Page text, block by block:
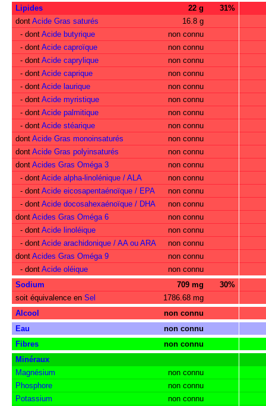
Lipides
22 g
31%
dont Acide Gras saturés
16.8 g
- dont Acide butyrique
non connu
- dont Acide caproïque
non connu
- dont Acide caprylique
non connu
- dont Acide caprique
non connu
- dont Acide laurique
non connu
- dont Acide myristique
non connu
- dont Acide palmitique
non connu
- dont Acide stéarique
non connu
dont Acide Gras monoinsaturés
non connu
dont Acide Gras polyinsaturés
non connu
dont Acides Gras Oméga 3
non connu
- dont Acide alpha-linolénique / ALA
non connu
- dont Acide eicosapentaénoïque / EPA
non connu
- dont Acide docosahexaénoïque / DHA
non connu
dont Acides Gras Oméga 6
non connu
- dont Acide linoléique
non connu
- dont Acide arachidonique / AA ou ARA
non connu
dont Acides Gras Oméga 9
non connu
- dont Acide oléique
non connu
Sodium
709 mg
30%
soit équivalence en Sel
1786.68 mg
Alcool
non connu
Eau
non connu
Fibres
non connu
Minéraux
Magnésium
non connu
Phosphore
non connu
Potassium
non connu